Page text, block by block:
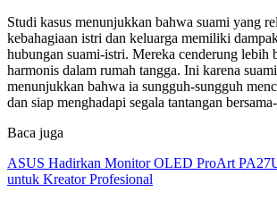
Studi kasus menunjukkan bahwa suami yang
kebahagiaan istri dan keluarga memiliki
hubungan suami-istri. Mereka cenderung lebih
harmonis dalam rumah tangga. Ini karena
menunjukkan bahwa ia sungguh-sungguh
dan siap menghadapi segala tantangan
Baca juga
ASUS Hadirkan Monitor OLED ProArt
untuk Kreator Profesional